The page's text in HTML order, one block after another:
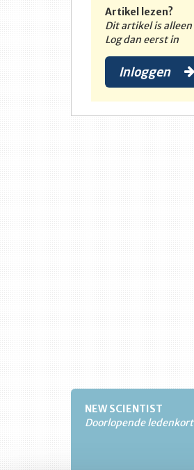
Artikel lezen?
Dit artikel is
Log dan eerst in
Inloggen
NEW SCIENTIST
Doorlopende